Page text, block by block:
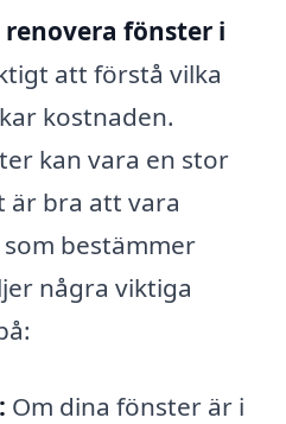
renovera fönster i
att förstå vilka
kostnaden.
kan vara en stor
är bra att vara
bestämmer
några viktiga
Om dina fönster är i